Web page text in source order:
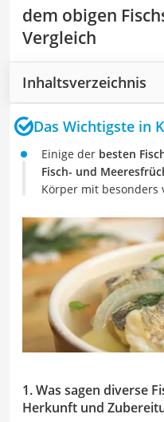
dem obigen
Vergleich
Inhaltsverzeichnis
Das Wichtigste in
Einige der besten
Fisch- und
Körper mit besonders
1. Was sagen diverse
Herkunft und